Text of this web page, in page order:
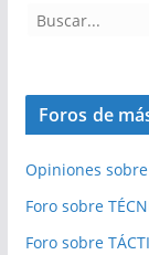
Foros de
Opiniones sobre
Foro sobre
Foro sobre